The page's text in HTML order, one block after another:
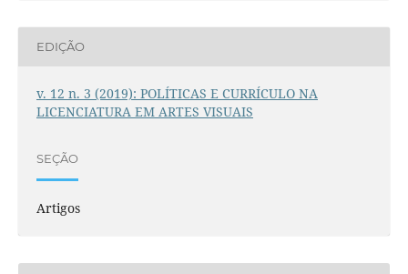
EDIÇÃO
v. 12 n. 3 (2019): POLÍTICAS E CURRÍCULO NA
LICENCIATURA EM ARTES VISUAIS
SEÇÃO
Artigos